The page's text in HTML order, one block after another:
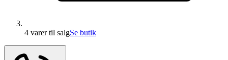
4 varertil salgSe butik